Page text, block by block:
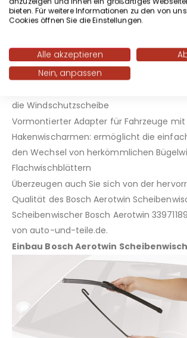
hervorragende, saubere und klare Sicht
Windschutzscheibe zu gewährleisten
eine verbesserte Winterperformance
Schlankes, aerodynamisches Design mit
die Windschutzscheibe
Vormontierter Adapter für Fahrzeuge mit
Hakenwischarmen: ermöglicht die
den Wechsel von herkömmlichen
Flachwischblättern
Überzeugen auch Sie sich von der
Qualität des Bosch Aerotwin
Scheibenwischer Bosch Aerotwin
von auto-und-teile.de.
Einbau Bosch Aerotwin
bieten. Für weitere Informationen zu den von
Cookies öffnen Sie die Einstellungen.
Alle akzeptieren
Nein, anpassen